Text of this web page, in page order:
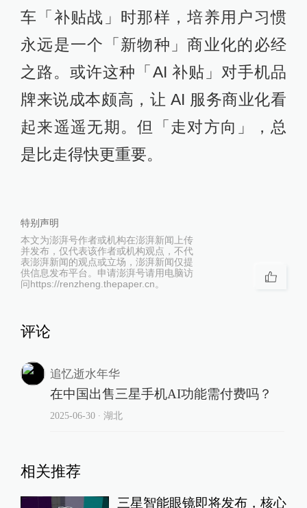
车「补贴战」时那样，培养用户习惯
永远是一个「新物种」商业化的必经
之路。或许这种「AI 补贴」对手机品
牌来说成本颇高，让 AI 服务商业化看
起来遥遥无期。但「走对方向」，总
是比走得快更重要。
特别声明
本文为澎湃号作者或机构在澎湃新闻上传
并发布，仅代表该作者或机构观点，不代
表澎湃新闻的观点或立场，澎湃新闻仅提
供信息发布平台。申请澎湃号请用电脑访
问https://renzheng.thepaper.cn。
评论
追忆逝水年华
在中国出售三星手机AI功能需付费吗？
2025-06-30∙ 湖北
相关推荐
三星智能眼镜即将发布，核心